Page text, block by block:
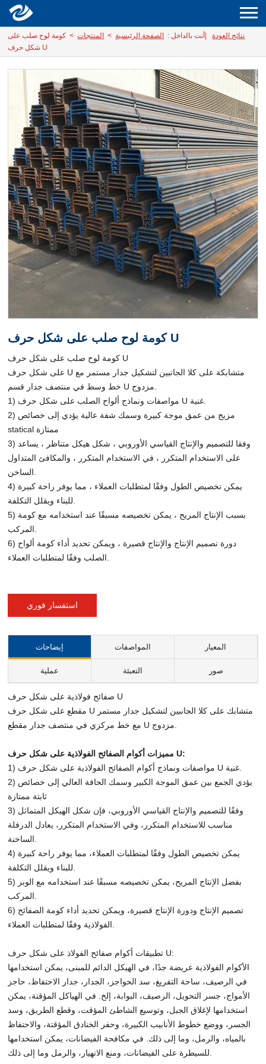
نتائج العودة| أنت بالداخل : الصفحة الرئيسية > المنتجات> كومة لوح صلب على
شكل حرف U
كومة لوح صلب على شكل حرف U
كومة لوح صلب على شكل حرف U
على شكل حرف U متشابكة على كلا الجانبين لتشكيل جدار مستمر مع
2) مزيج من عمق موجة كبيرة وسمك شفة عالية يؤدي إلى خصائص
statical ممتازة
3) وفقا للتصميم والإنتاج القياسي الأوروبي ، شكل هيكل متناظر ، يساعد
على الاستخدام المتكرر ، في الاستخدام المتكرر ، والمكافئ المتداول
4) يمكن تخصيص الطول وفقًا لمتطلبات العملاء ، مما يوفر راحة كبيرة
5) بسبب الإنتاج المريح ، يمكن تخصيصه مسبقًا عند استخدامه مع كومة
6) دورة تصميم الإنتاج والإنتاج قصيرة ، ويمكن تحديد أداء كومة ألواح
استفسار فوري
إيضاحات المواصفات المعيار
عملية التعبئة صور
صفائح فولاذية على شكل حرف U
مقطع على شكل حرف U متشابك على كلا الجانبين لتشكيل جدار مستمر
مميزات أكوام الصفائح الفولاذية على شكل حرف U:
2) يؤدي الجمع بين عمق الموجة الكبير وسمك الحافة العالي إلى خصائص
ثابتة ممتازة
3) وفقًا للتصميم والإنتاج القياسي الأوروبي، فإن شكل الهيكل المتماثل
مناسب للاستخدام المتكرر، وفي الاستخدام المتكرر، يعادل الدرفلة
4) يمكن تخصيص الطول وفقًا لمتطلبات العملاء، مما يوفر راحة كبيرة
5) بفضل الإنتاج المريح، يمكن تخصيصه مسبقًا عند استخدامه مع الوبر
6) تصميم الإنتاج ودورة الإنتاج قصيرة، ويمكن تحديد أداء كومة الصفائح
تطبيقات أكوام صفائح الفولاذ على شكل حرف U:
الأكوام الفولاذية عريضة جدًا، في الهيكل الدائم للمبنى، يمكن استخدامها
في الرصيف، ساحة التفريغ، سد الحواجز، الجدار، جدار الاحتفاظ، حاجز
الأمواج، جسر التحويل، الرصيف، البوابة، إلخ. في الهياكل المؤقتة، يمكن
استخدامها لإغلاق الجبل، وتوسيع الشاطئ المؤقت، وقطع الطريق، وسد
الجسر، ووضع خطوط الأنابيب الكبيرة، وحفر الخنادق المؤقتة، والاحتفاظ
بالمياه، والرمل، وما إلى ذلك. في مكافحة الفيضانات، يمكن استخدامها